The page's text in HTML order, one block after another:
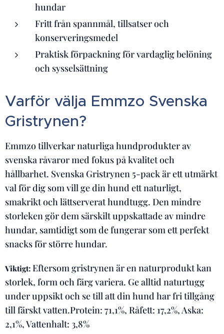
hundar
Fritt från spannmål, tillsatser och
konserveringsmedel
Praktisk förpackning för vardaglig belöning
och sysselsättning
Varför välja Emmzo Svenska
Gristrynen?
Emmzo tillverkar naturliga hundprodukter av
svenska råvaror med fokus på kvalitet och
hållbarhet. Svenska Gristrynen 5-pack är ett utmärkt
val för dig som vill ge din hund ett naturligt,
smakrikt och lättserverat hundtugg. Den mindre
storleken gör dem särskilt uppskattade av mindre
hundar, samtidigt som de fungerar som ett perfekt
snacks för större hundar.
Viktigt: Eftersom gristrynen är en naturprodukt kan
storlek, form och färg variera. Ge alltid naturtugg
under uppsikt och se till att din hund har fri tillgång
till färskt vatten.Protein: 71,1%, Råfett: 17,2%, Aska:
2,1%, Vattenhalt: 3,8%